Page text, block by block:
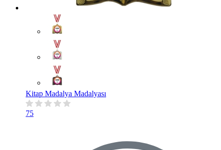
Kitap Madalya Madalyası
75